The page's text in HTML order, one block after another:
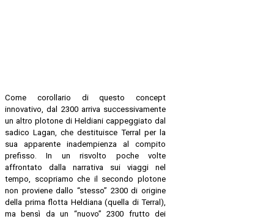
Come corollario di questo concept
innovativo, dal 2300 arriva successivamente
un altro plotone di Heldiani cappeggiato dal
sadico Lagan, che destituisce Terral per la
sua apparente inadempienza al compito
prefisso. In un risvolto poche volte
affrontato dalla narrativa sui viaggi nel
tempo, scopriamo che il secondo plotone
non proviene dallo “stesso” 2300 di origine
della prima flotta Heldiana (quella di Terral),
ma bensì da un “nuovo” 2300 frutto dei